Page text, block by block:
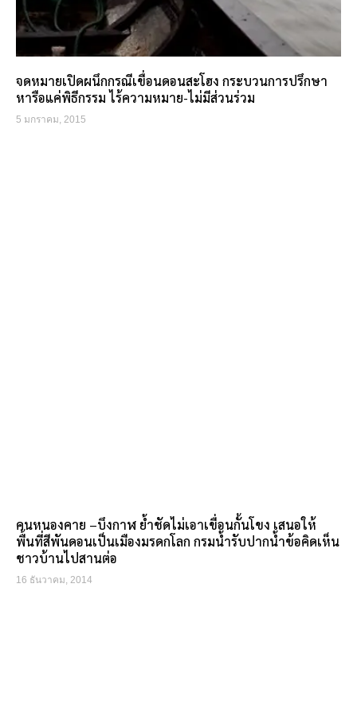
จดหมายเปิดผนึกกรณีเขื่อนดอนสะโฮง กระบวนการปรึกษา
หารือแค่พิธีกรรม ไร้ความหมาย-ไม่มีส่วนร่วม
5 มกราคม, 2015
คนหนองคาย –บึงกาฬ ย้ำชัดไม่เอาเขื่อนกั้นโขง เสนอให้
พื้นที่สีพันดอนเป็นเมืองมรดกโลก กรมน้ำรับปากน้ำข้อคิดเห็น
ชาวบ้านไปสานต่อ
16 ธันวาคม, 2014